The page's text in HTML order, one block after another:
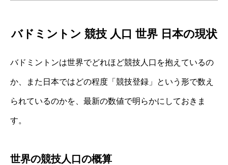
バドミントン 競技 人口 世界 日本の現状
バドミントンは世界でどれほど競技人口を抱えているの
か、また日本ではどの程度「競技登録」という形で数え
られているのかを、最新の数値で明らかにしておきま
す。
世界の競技人口の概算